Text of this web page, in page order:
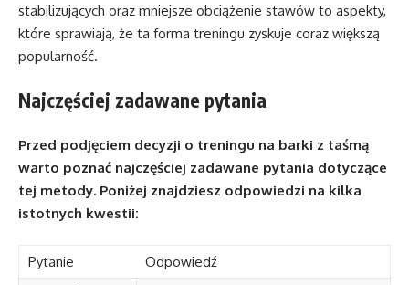
stabilizujących oraz mniejsze obciążenie stawów to aspekty,
które sprawiają, że ta forma treningu zyskuje coraz większą
popularność.
Najczęściej zadawane pytania
Przed podjęciem decyzji o treningu na barki z taśmą
warto poznać najczęściej zadawane pytania dotyczące
tej metody. Poniżej znajdziesz odpowiedzi na kilka
istotnych kwestii:
Pytanie
Odpowiedź